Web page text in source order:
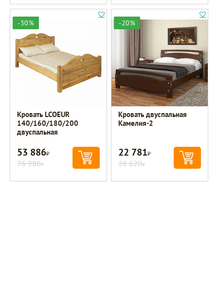
-30%
Кровать LCOEUR
140/160/180/200
двуспальная
53 886Р
76 980Р
-20%
Кровать двуспальная
Камелия-2
22 781Р
28 620Р